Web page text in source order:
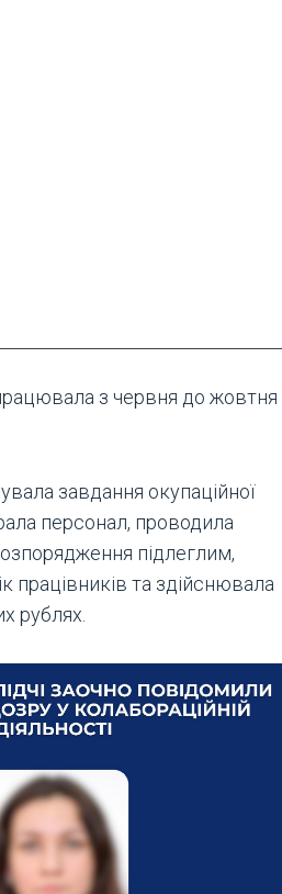
з червня до жовтня
завдання окупаційної
персонал, проводила
підлеглим,
працівників та здійснювала
рублях.